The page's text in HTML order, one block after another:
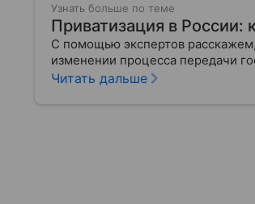
Узнать больше по теме
Приватизация в России:
С помощью экспертов
изменении процесса передачи
Читать дальше